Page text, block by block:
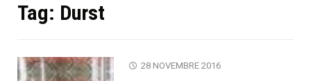
Tag: Durst
28 NOVEMBRE 2016